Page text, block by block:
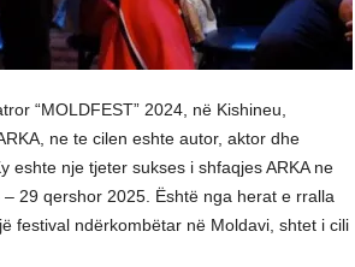
“MOLDFEST” 2024, në Kishineu,
ne te cilen eshte autor, aktor dhe
eshte nje tjeter sukses i shfaqjes ARKA ne
29 qershor 2025. Është nga herat e rralla
festival ndërkombëtar në Moldavi, shtet i cili